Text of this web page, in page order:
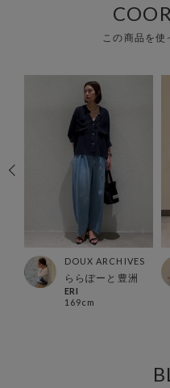
この商品を
DOUX ARCHIVES
ららぽーと豊洲
ERI
169cm